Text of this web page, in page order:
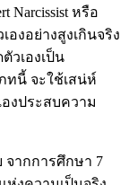
Narcissist หรือ
องอย่างสูงเกินจริง
วเองเป็น
ทนี้ จะใช้เสน่ห์
งประสบความ
จากการศึกษา 7